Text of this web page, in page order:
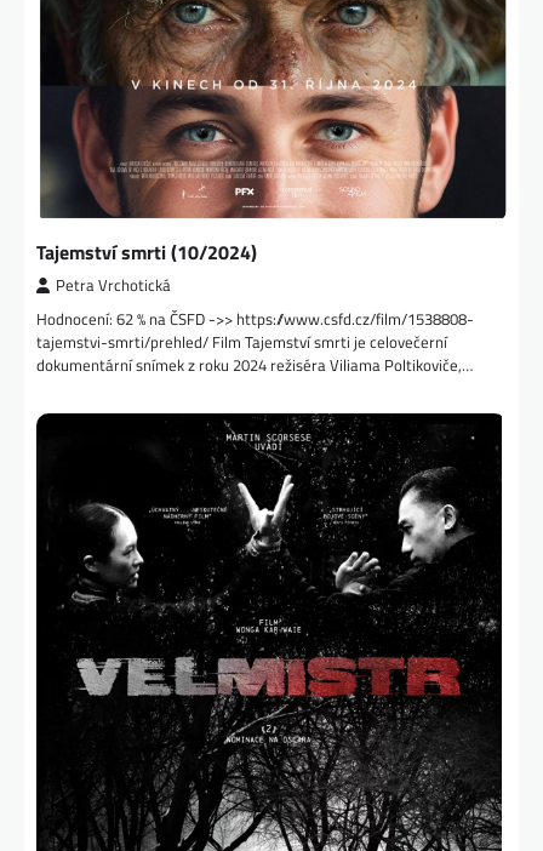
Tajemství smrti (10/2024)
Petra Vrchotická
Hodnocení: 62 % na ČSFD ->> https://www.csfd.cz/film/1538808-
tajemstvi-smrti/prehled/ Film Tajemství smrti je celovečerní
dokumentární snímek z roku 2024 režiséra Viliama Poltikoviče,…